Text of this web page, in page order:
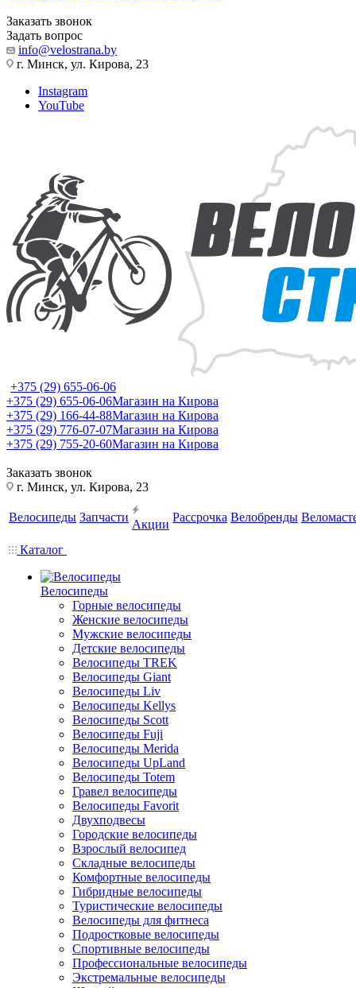
Заказать звонок
Задать вопрос
info@velostrana.by
г. Минск, ул. Кирова, 23
Instagram
YouTube
+375 (29) 655-06-06
+375 (29) 655-06-06Магазин на Кирова
+375 (29) 166-44-88Магазин на Кирова
+375 (29) 776-07-07Магазин на Кирова
+375 (29) 755-20-60Магазин на Кирова
Заказать звонок
г. Минск, ул. Кирова, 23
Велосипеды Запчасти
Акции
Рассрочка Велобренды
Каталог
Велосипеды
Горные велосипеды
Женские велосипеды
Мужские велосипеды
Детские велосипеды
Велосипеды TREK
Велосипеды Giant
Велосипеды Liv
Велосипеды Kellys
Велосипеды Scott
Велосипеды Fuji
Велосипеды Merida
Велосипеды UpLand
Велосипеды Totem
Гравел велосипеды
Велосипеды Favorit
Двухподвесы
Городские велосипеды
Взрослый велосипед
Складные велосипеды
Комфортные велосипеды
Гибридные велосипеды
Туристические велосипеды
Велосипеды для фитнеса
Подростковые велосипеды
Спортивные велосипеды
Профессиональные велосипеды
Экстремальные велосипеды